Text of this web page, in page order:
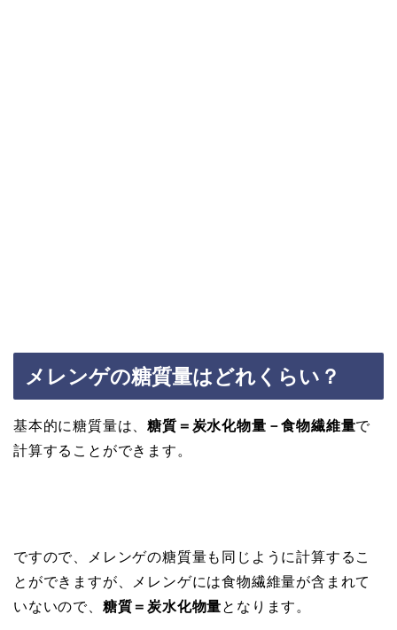
メレンゲの糖質量はどれくらい？
基本的に糖質量は、糖質＝炭水化物量－食物繊維量で
計算することができます。
ですので、メレンゲの糖質量も同じように計算するこ
とができますが、メレンゲには食物繊維量が含まれて
いないので、 糖質＝炭水化物量となります。